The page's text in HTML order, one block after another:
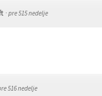
· pre 515 nedelje
516 nedelje